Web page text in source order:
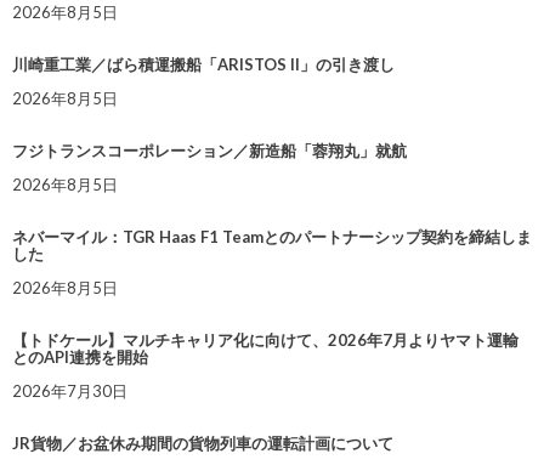
2026年8月5日
川崎重工業／ばら積運搬船「ARISTOS II」の引き渡し
2026年8月5日
フジトランスコーポレーション／新造船「蓉翔丸」就航
2026年8月5日
ネバーマイル：TGR Haas F1 Teamとのパートナーシップ契約を締結しま
した
2026年8月5日
【トドケール】マルチキャリア化に向けて、2026年7月よりヤマト運輸
とのAPI連携を開始
2026年7月30日
JR貨物／お盆休み期間の貨物列車の運転計画について